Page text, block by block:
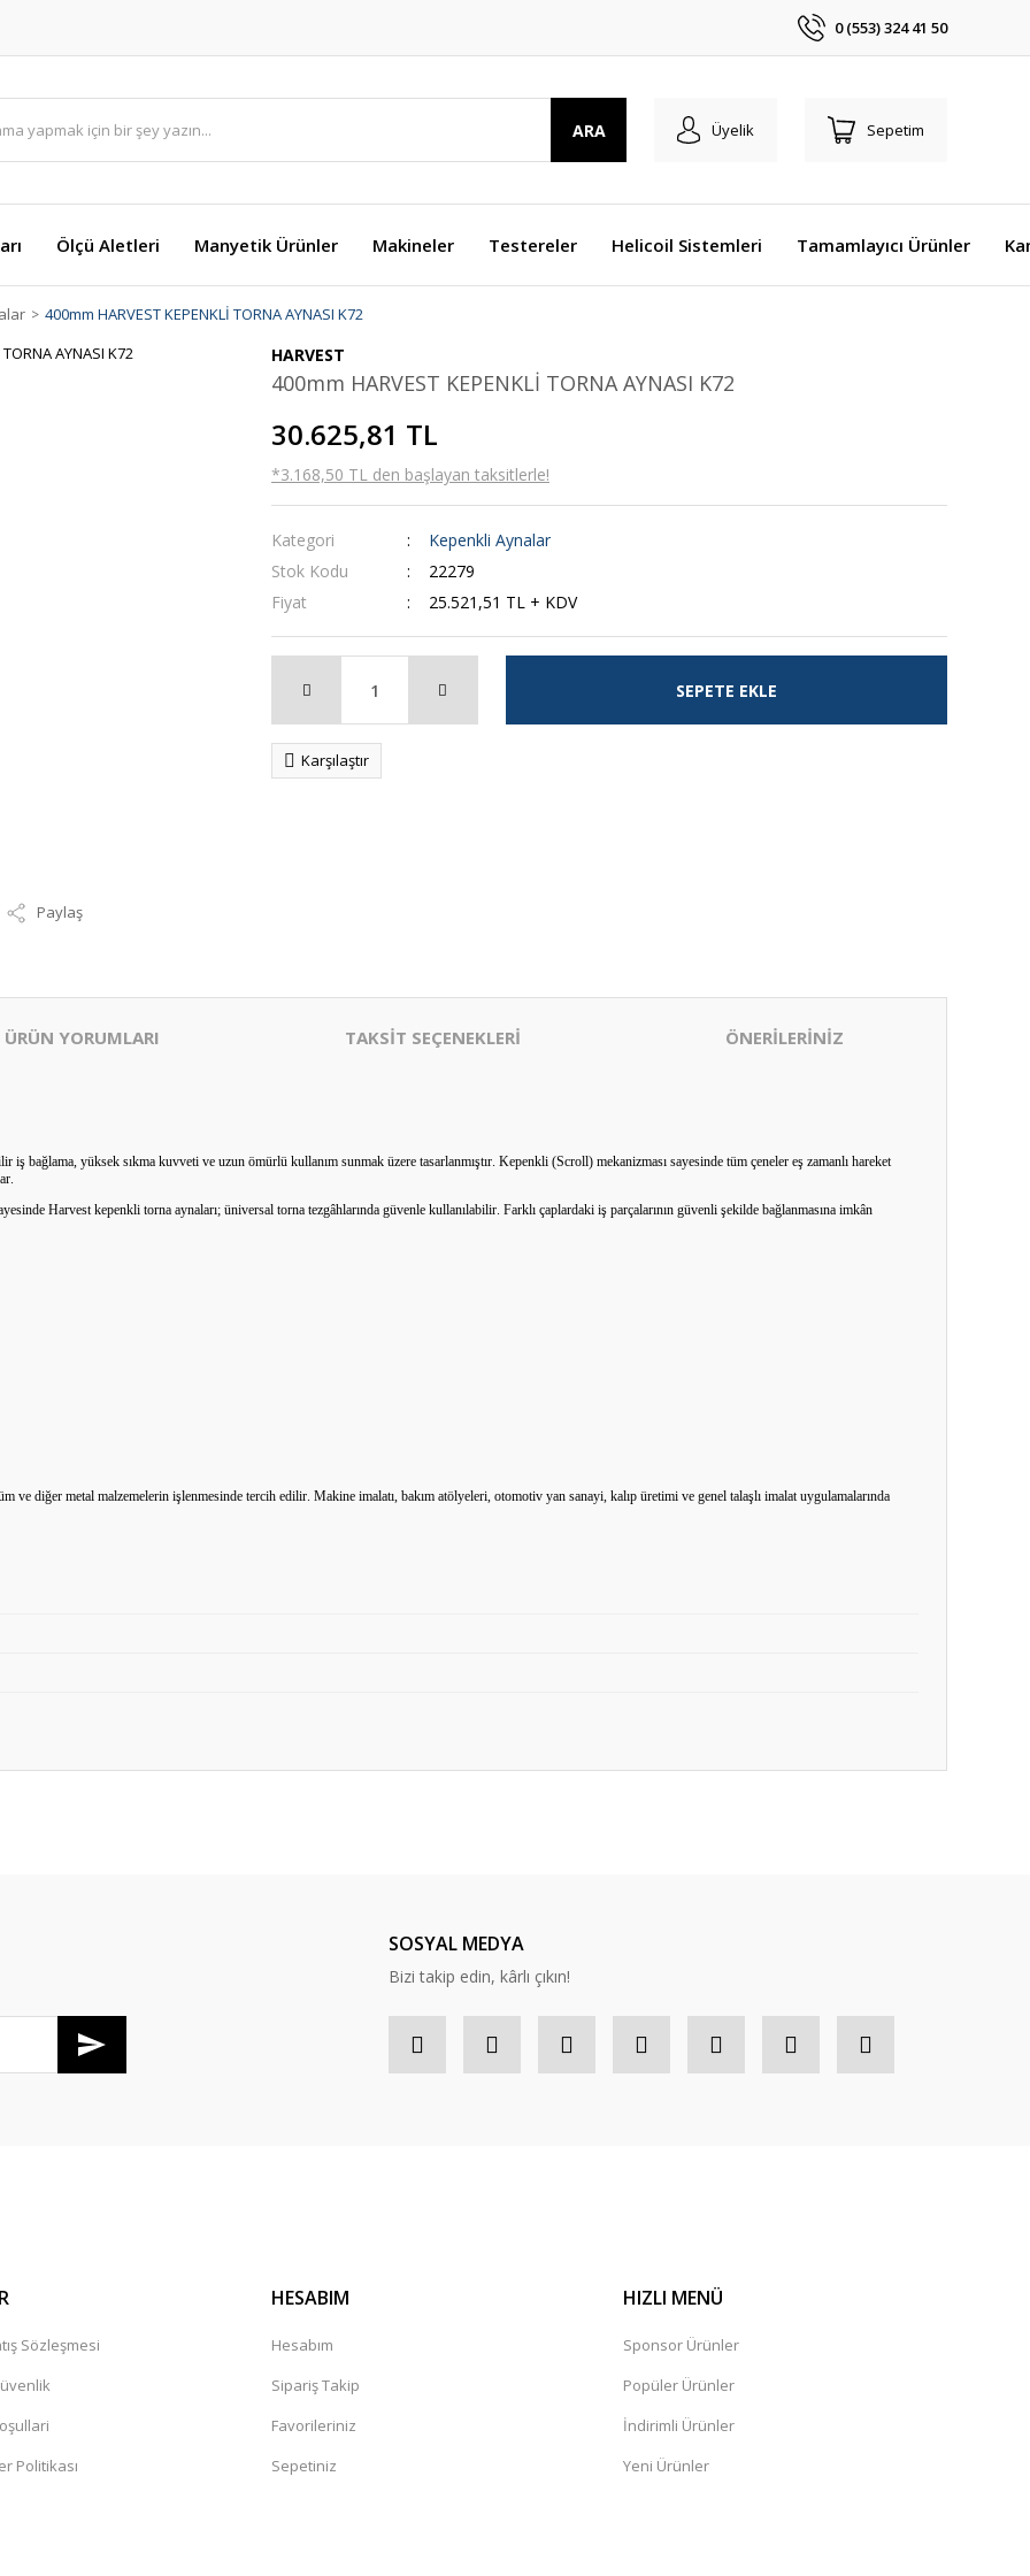
0 (553) 324 41 50
ARA Üyelik Sepetim
Ölçü Aletleri Manyetik Ürünler Makineler Testereler Helicoil Sistemleri Tamamlayıcı Ürünler
400mm HARVEST KEPENKLİ TORNA AYNASI K72
Paylaş
HARVEST
400mm HARVEST KEPENKLİ TORNA AYNASI K72
30.625,81 TL
*3.168,50 TL den başlayan taksitlerle!
Kategori
Kepenkli Aynalar
Stok Kodu
22279
Fiyat
25.521,51 TL + KDV
SEPETE EKLE
Karşılaştır
ÜRÜN YORUMLARI TAKSİT SEÇENEKLERİ ÖNERİLERİNİZ
iş bağlama, yüksek sıkma kuvveti ve uzun ömürlü kullanım sunmak üzere tasarlanmıştır. Kepenkli (Scroll) mekanizması sayesinde tüm çeneler eş zamanlı hareket
Harvest kepenkli torna aynaları; üniversal torna tezgâhlarında güvenle kullanılabilir. Farklı çaplardaki iş parçalarının güvenli şekilde bağlanmasına imkân
diğer metal malzemelerin işlenmesinde tercih edilir. Makine imalatı, bakım atölyeleri, otomotiv yan sanayi, kalıp üretimi ve genel talaşlı imalat uygulamalarında
SOSYAL MEDYA
Bizi takip edin, kârlı çıkın!
Sözleşmesi
Politikası
HESABIM
Hesabım
Sipariş Takip
Favorileriniz
Sepetiniz
HIZLI MENÜ
Sponsor Ürünler
Popüler Ürünler
İndirimli Ürünler
Yeni Ürünler